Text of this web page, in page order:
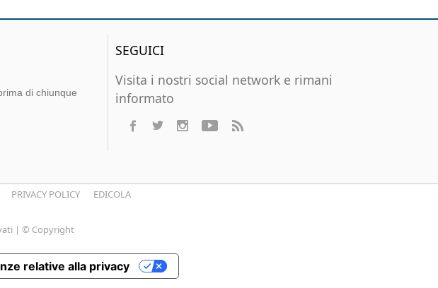
di chiunque
SEGUICI
Visita i nostri social network e rimani
informato
PRIVACY POLICY EDICOLA
| © Copyright
relative alla privacy